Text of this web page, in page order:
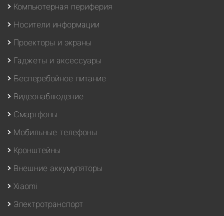
Компьютерная периферия
Носители информации
Проекторы и экраны
Гаджеты и аксессуары
Бесперебойное питание
Видеонаблюдение
Смартфоны
Мобильные телефоны
Кронштейны
Внешние аккумуляторы
Xiaomi
Электротранспорт